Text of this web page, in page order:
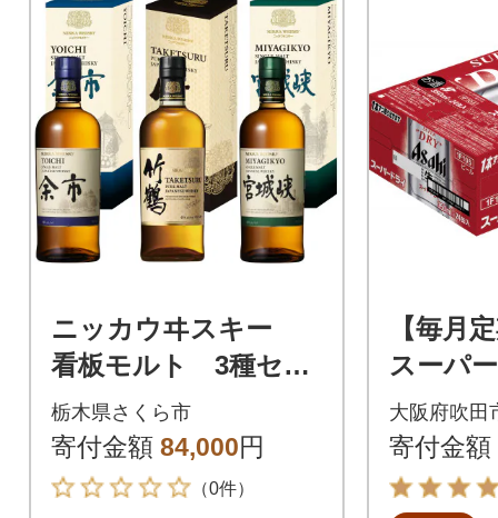
ニッカウヰスキー
看板モルト 3種セッ
ト(竹鶴&余市&宮城峡)
栃木県さくら市
寄付金額 84,000円
（0件）
【毎月
スーパ
ml×24
え 全4
大阪府吹田
寄付金額